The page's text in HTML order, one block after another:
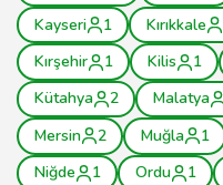
Kayseri
1 Kırıkkale
Kırşehir
1 Kilis 1
Kütahya
2 Malatya
Mersin
2 Muğla 1
Niğde
1 Ordu 1